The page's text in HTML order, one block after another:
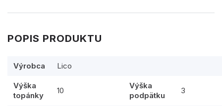
POPIS PRODUKTU
Výrobca Lico
Výška
topánky
10
Výška
podpätku
3